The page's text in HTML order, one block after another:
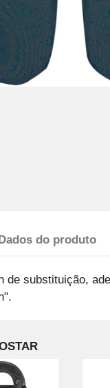
Dados do produto
de substituição,